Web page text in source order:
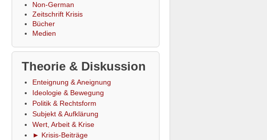
Non-German
Zeitschrift Krisis
Bücher
Medien
Theorie & Diskussion
Enteignung & Aneignung
Ideologie & Bewegung
Politik & Rechtsform
Subjekt & Aufklärung
Wert, Arbeit & Krise
► Krisis-Beiträge